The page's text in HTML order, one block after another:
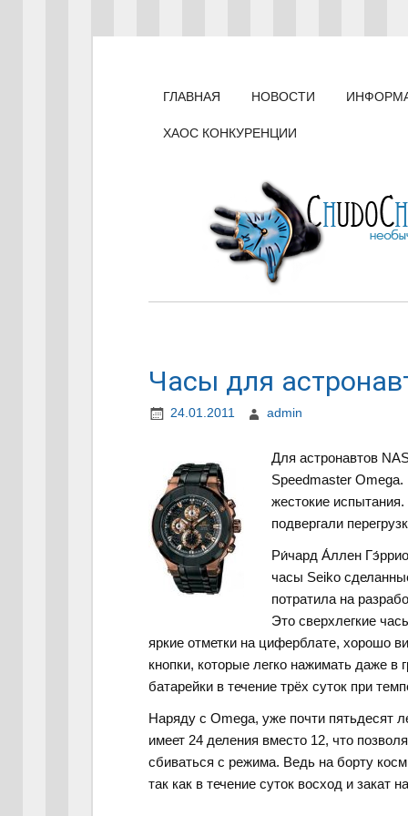
ГЛАВНАЯ НОВОСТИ
ХАОС КОНКУРЕНЦИИ
Часы для
24.01.2011 admin
Для астронавтов
Speedmaster
жестокие
подвергали
Ри́чард А́ллен
часы Seiko
потратила на
Это сверхлегкие
яркие отметки на циферблате, хорошо
кнопки, которые легко нажимать даже в
батарейки в течение трёх суток при
Наряду с Omega, уже почти пятьдесят
имеет 24 деления вместо 12, что
сбиваться с режима. Ведь на борту
так как в течение суток восход и закат